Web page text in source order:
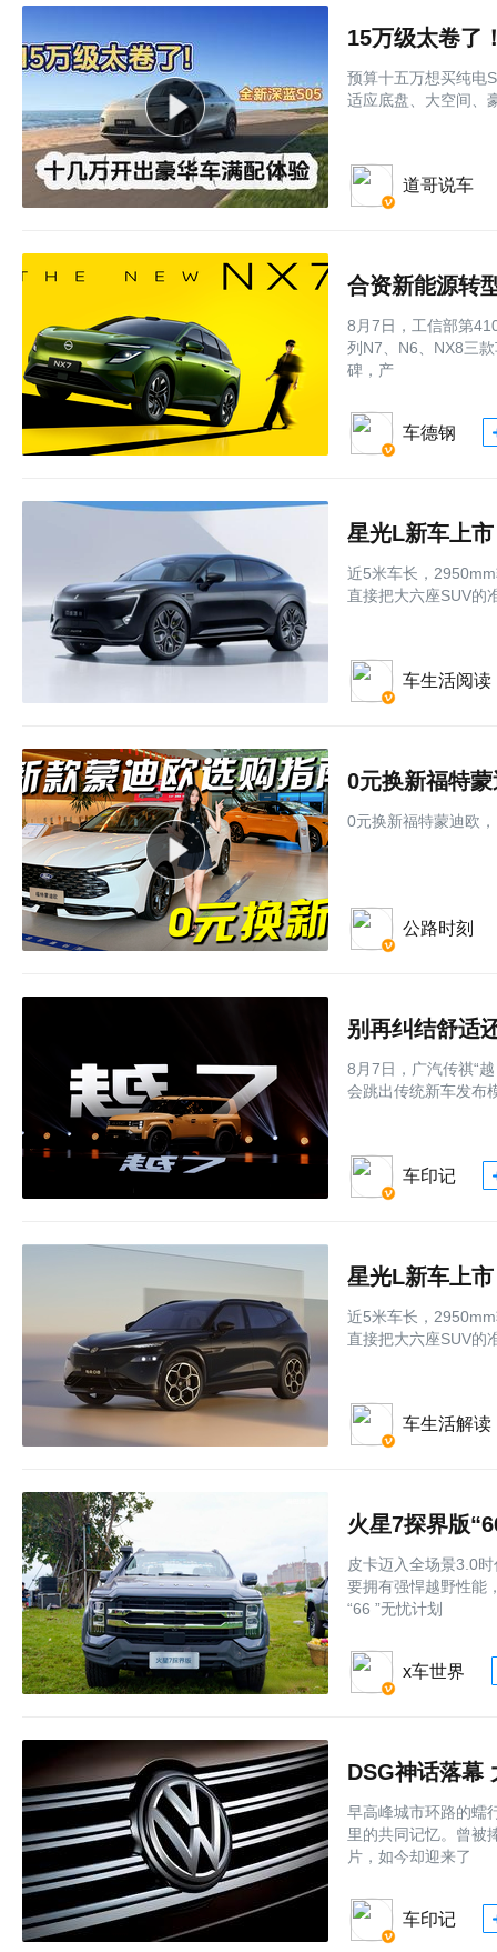
预算十五万想买纯电
适应底盘、大空间、
道哥说车
合资新能源转
8月7日，工信部第
列N7、N6、NX8三
碑，产
车德钢
星光L新车上
近5米车长，
直接把大六座SUV的
车生活阅读
0元换新福特
0元换新福特蒙迪欧
公路时刻
8月7日，广汽传祺“
会跳出传统新车发布
车印记
星光L新车上
近5米车长，
直接把大六座SUV的
车生活解读
火星7探界版
皮卡迈入全场景3.0
要拥有强悍越野性能
“66 ”无忧计划
x车世界
DSG神话落幕
早高峰城市环路的蠕
里的共同记忆。曾被
片，如今却迎来了
车印记